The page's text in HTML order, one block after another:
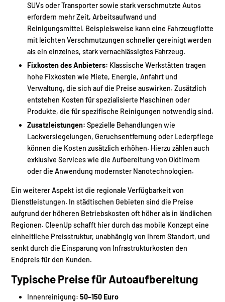
SUVs oder Transporter sowie stark verschmutzte Autos
erfordern mehr Zeit, Arbeitsaufwand und
Reinigungsmittel. Beispielsweise kann eine Fahrzeugflotte
mit leichten Verschmutzungen schneller gereinigt werden
als ein einzelnes, stark vernachlässigtes Fahrzeug.
Fixkosten des Anbieters: Klassische Werkstätten tragen
hohe Fixkosten wie Miete, Energie, Anfahrt und
Verwaltung, die sich auf die Preise auswirken. Zusätzlich
entstehen Kosten für spezialisierte Maschinen oder
Produkte, die für spezifische Reinigungen notwendig sind.
Zusatzleistungen: Spezielle Behandlungen wie
Lackversiegelungen, Geruchsentfernung oder Lederpflege
können die Kosten zusätzlich erhöhen. Hierzu zählen auch
exklusive Services wie die Aufbereitung von Oldtimern
oder die Anwendung modernster Nanotechnologien.
Ein weiterer Aspekt ist die regionale Verfügbarkeit von
Dienstleistungen. In städtischen Gebieten sind die Preise
aufgrund der höheren Betriebskosten oft höher als in ländlichen
Regionen. CleenUp schafft hier durch das mobile Konzept eine
einheitliche Preisstruktur, unabhängig von Ihrem Standort, und
senkt durch die Einsparung von Infrastrukturkosten den
Endpreis für den Kunden.
Typische Preise für Autoaufbereitung
Innenreinigung:50–150 Euro